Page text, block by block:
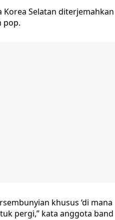
Korea Selatan diterjemahkan
pop.
khusus ‘di mana
pergi,” kata anggota band